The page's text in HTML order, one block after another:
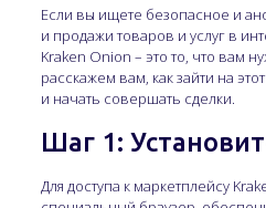
Если вы ищете безопасное и
и продажи товаров и услуг в
Kraken Onion – это то, что вам
расскажем вам, как зайти на
и начать совершать сделки.
Шаг 1:
Для доступа к маркетплейсу